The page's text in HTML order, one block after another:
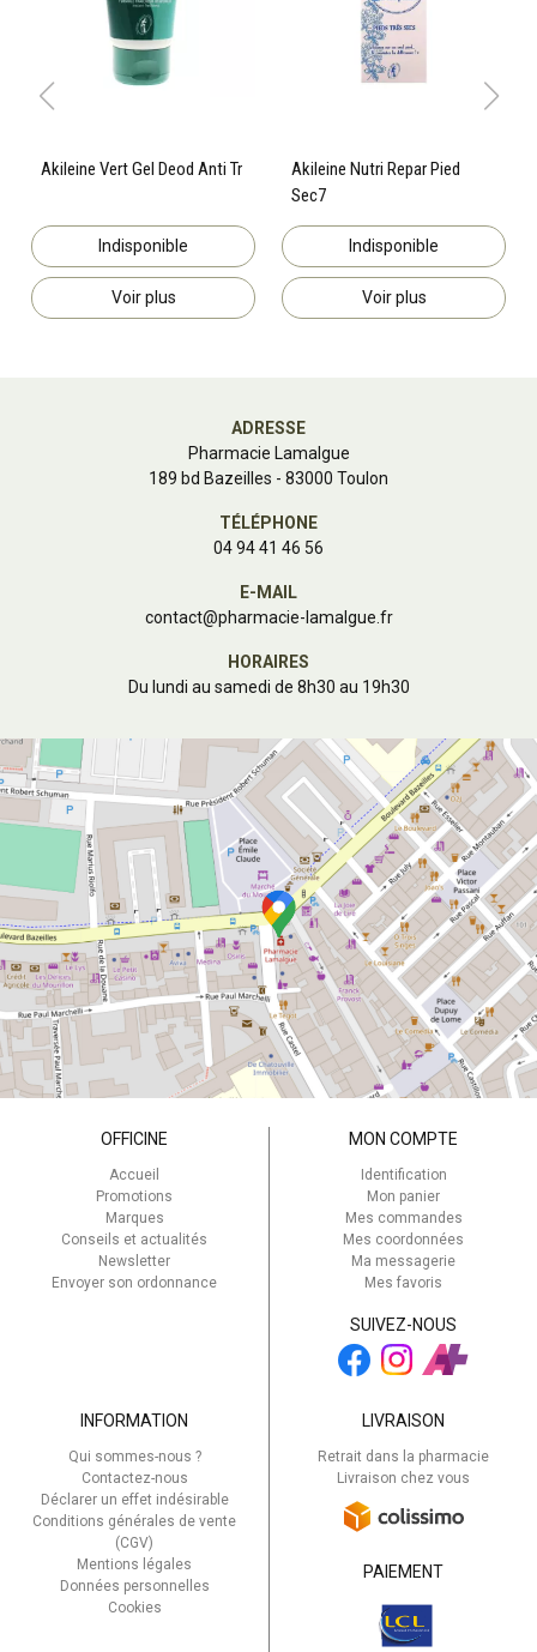
Akileine Vert Gel Deod Anti Tr
Indisponible
Voir plus
Akileine Nutri Repar Pied
Sec7
Indisponible
Voir plus
ADRESSE
Pharmacie Lamalgue
189 bd Bazeilles - 83000 Toulon
TÉLÉPHONE
04 94 41 46 56
E-MAIL
contact@pharmacie-lamalgue.fr
HORAIRES
Du lundi au samedi de 8h30 au 19h30
OFFICINE
Accueil
Promotions
Marques
Conseils et actualités
Newsletter
Envoyer son ordonnance
MON COMPTE
Identification
Mon panier
Mes commandes
Mes coordonnées
Ma messagerie
Mes favoris
SUIVEZ-NOUS
INFORMATION
Qui sommes-nous ?
Contactez-nous
Déclarer un effet indésirable
Conditions générales de vente
(CGV)
Mentions légales
Données personnelles
Cookies
LIVRAISON
Retrait dans la pharmacie
Livraison chez vous
PAIEMENT